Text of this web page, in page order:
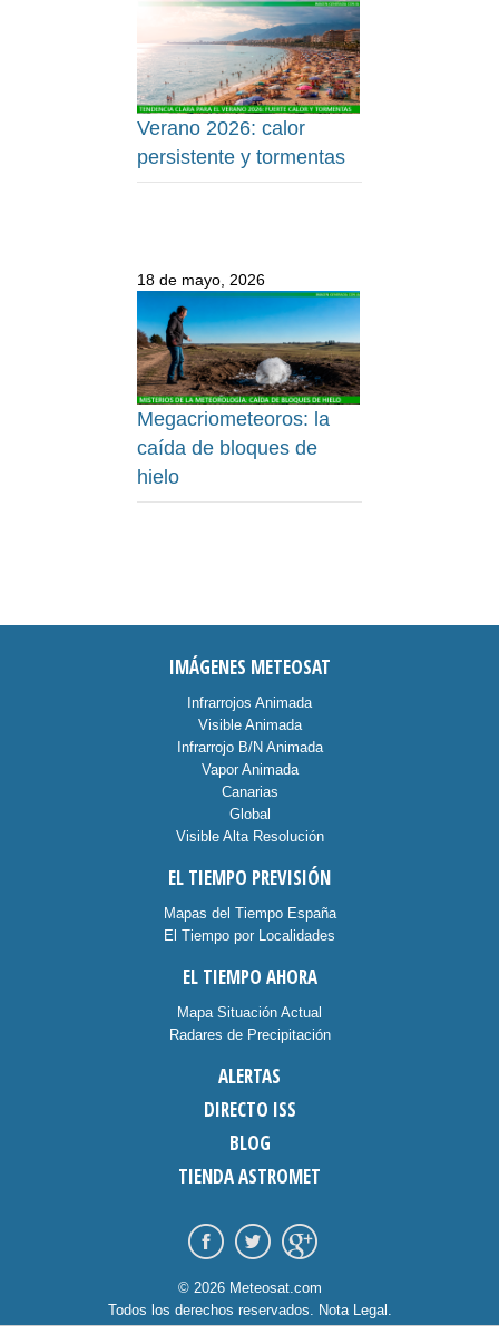
Verano 2026: calor
persistente y tormentas
18 de mayo, 2026
Megacriometeoros: la
caída de bloques de
hielo
IMÁGENES METEOSAT
Infrarrojos Animada
Visible Animada
Infrarrojo B/N Animada
Vapor Animada
Canarias
Global
Visible Alta Resolución
EL TIEMPO PREVISIÓN
Mapas del Tiempo España
El Tiempo por Localidades
EL TIEMPO AHORA
Mapa Situación Actual
Radares de Precipitación
ALERTAS
DIRECTO ISS
BLOG
TIENDA ASTROMET
© 2026 Meteosat.com
Todos los derechos reservados. Nota Legal .